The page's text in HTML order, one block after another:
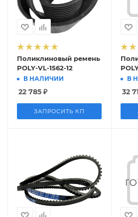
Поликлиновый ремень
POLY-VL-1562-12
В НАЛИЧИИ
22 785 ₽
ЗАПРОСИТЬ КП
В
32